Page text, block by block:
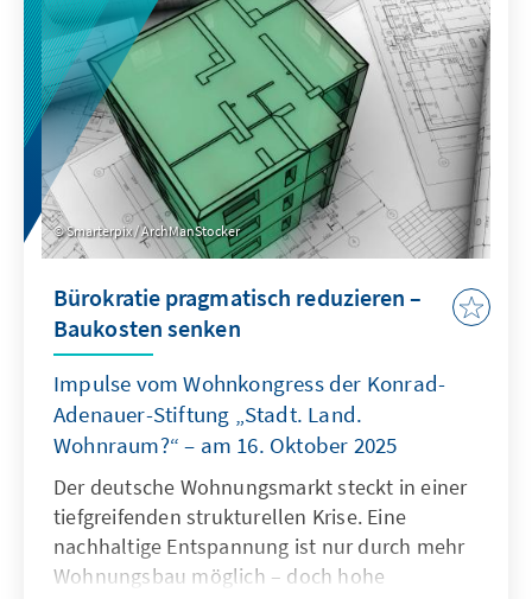
als Quasi-Sekretariat institutionell stärkt und
ihre Arbeitsweise stärker auf umsetzbare
Ergebnisse ausrichtet.
Smarterpix / ArchManStocker
Bürokratie pragmatisch reduzieren –
Baukosten senken
Impulse vom Wohnkongress der Konrad-
Adenauer-Stiftung „Stadt. Land.
Wohnraum?“ – am 16. Oktober 2025
Der deutsche Wohnungsmarkt steckt in einer
tiefgreifenden strukturellen Krise. Eine
nachhaltige Entspannung ist nur durch mehr
Wohnungsbau möglich – doch hohe